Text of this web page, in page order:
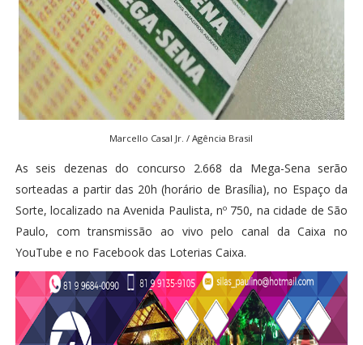
Marcello Casal Jr. / Agência Brasil
As seis dezenas do concurso 2.668 da Mega-Sena serão
sorteadas a partir das 20h (horário de Brasília), no Espaço da
Sorte, localizado na Avenida Paulista, nº 750, na cidade de São
Paulo, com transmissão ao vivo pelo canal da Caixa no
YouTube e no Facebook das Loterias Caixa.